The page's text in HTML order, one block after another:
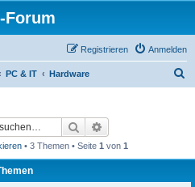
Forum
Anmelden
Registrieren
PC & IT Hardware
Suche
• 3 Themen • Seite 1 von 1